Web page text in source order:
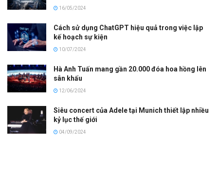
16/05/2024
Cách sử dụng ChatGPT hiệu quả trong việc lập
kế hoạch sự kiện
10/07/2024
Hà Anh Tuấn mang gần 20.000 đóa hoa hồng lên
sân khấu
12/06/2024
Siêu concert của Adele tại Munich thiết lập nhiều
kỷ lục thế giới
04/09/2024